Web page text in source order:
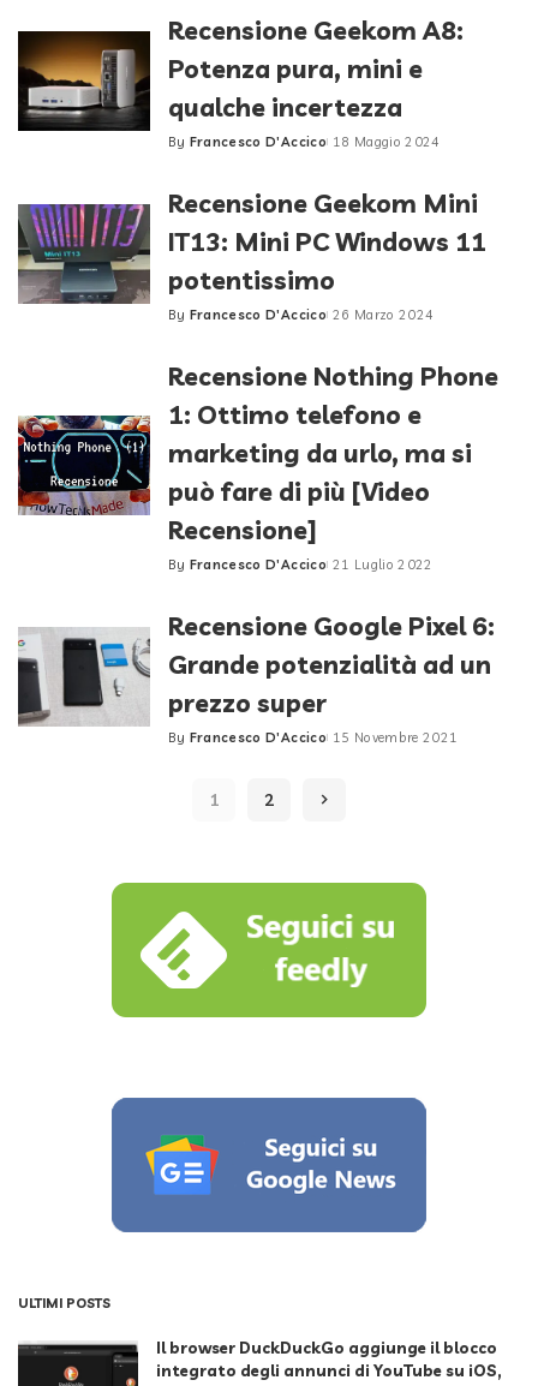
Recensione Geekom A8:
Potenza pura, mini e
qualche incertezza
Posted
By Francesco D'Accico 18 Maggio 2024
Recensione Geekom Mini
IT13: Mini PC Windows 11
potentissimo
Posted
By Francesco D'Accico 26 Marzo 2024
Recensione Nothing Phone
1: Ottimo telefono e
marketing da urlo, ma si
può fare di più [Video
Recensione]
Posted
By Francesco D'Accico 21 Luglio 2022
Recensione Google Pixel 6:
Grande potenzialità ad un
prezzo super
Posted
By Francesco D'Accico 15 Novembre 2021
1 2
ULTIMI POSTS
Il browser DuckDuckGo aggiunge il blocco
integrato degli annunci di YouTube su iOS,